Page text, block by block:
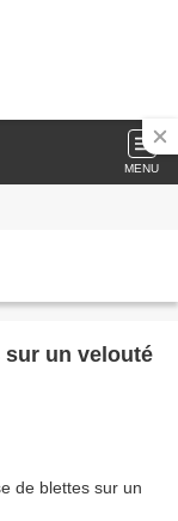
MENU
sur un velouté